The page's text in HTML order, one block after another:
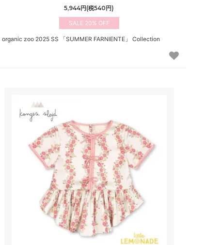
5,944円(税540円)
20%
organic zoo 2025 SS 「SUMMER FARNIENTE」 Collection